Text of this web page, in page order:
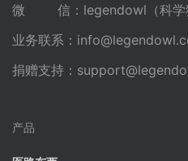
微 信：legendowl（科学猫
业务联系：
捐赠支持：
产品